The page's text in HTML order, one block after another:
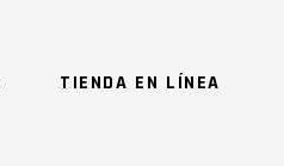
TIENDA EN LÍNEA